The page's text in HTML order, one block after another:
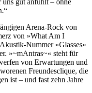
uns gut anfühlt – ohne
Arena-Rock von
von »What Am I
Nummer »Glasses«
»~mAntras~« steht für
von Erwartungen und
Freundesclique, die
ist – und fast zehn Jahre